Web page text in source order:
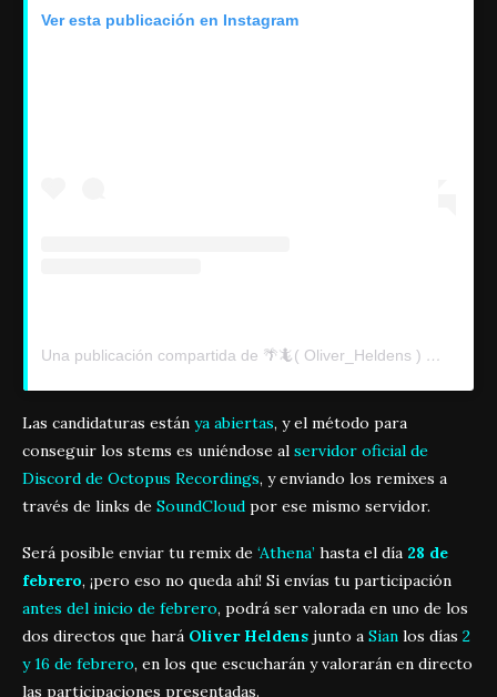
Ver esta publicación en Instagram
Una publicación compartida de 🌴🦎( Oliver_Heldens ) 🐨🌪 (@oliverheldens)
Las candidaturas están ya abiertas, y el método para
conseguir los stems es uniéndose al servidor oficial de
Discord de Octopus Recordings, y enviando los remixes a
través de links de SoundCloud por ese mismo servidor.
Será posible enviar tu remix de ‘Athena’ hasta el día 28 de
febrero, ¡pero eso no queda ahí! Si envías tu participación
antes del inicio de febrero, podrá ser valorada en uno de los
dos directos que hará Oliver Heldens junto a Sian los días 2
y 16 de febrero, en los que escucharán y valorarán en directo
las participaciones presentadas.